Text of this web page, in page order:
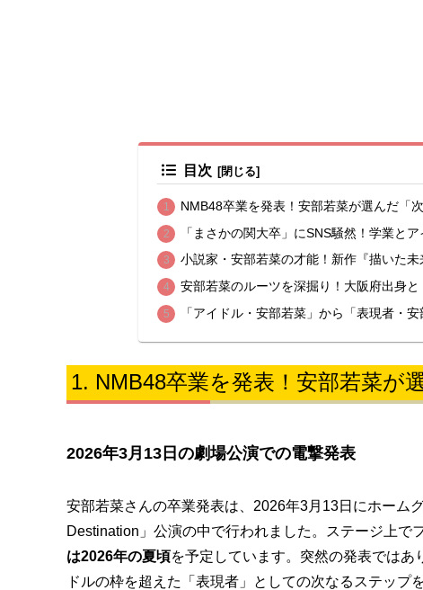
目次
NMB48卒業を発表！安部若菜が選んだ「
「まさかの関大卒」にSNS騒然！学業と
小説家・安部若菜の才能！新作『描いた
安部若菜のルーツを深掘り！大阪府出身
「アイドル・安部若菜」から「表現者・安
NMB48卒業を発表！安部若菜が
2026年3月13日の劇場公演での電撃発表
安部若菜さんの卒業発表は、2026年3月13日にホーム
Destination」公演の中で行われました。ステージ上で
は2026年の夏頃を予定しています。突然の発表では
ドルの枠を超えた「表現者」としての次なるステップ